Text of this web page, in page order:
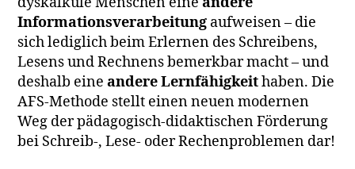
Informationsverarbeitung aufweisen – die
sich lediglich beim Erlernen des Schreibens,
Lesens und Rechnens bemerkbar macht – und
deshalb eineandere Lernfähigkeithaben. Die
AFS-Methode stellt einen neuen modernen
Weg der pädagogisch-didaktischen Förderung
bei Schreib-, Lese- oder Rechenproblemen dar!